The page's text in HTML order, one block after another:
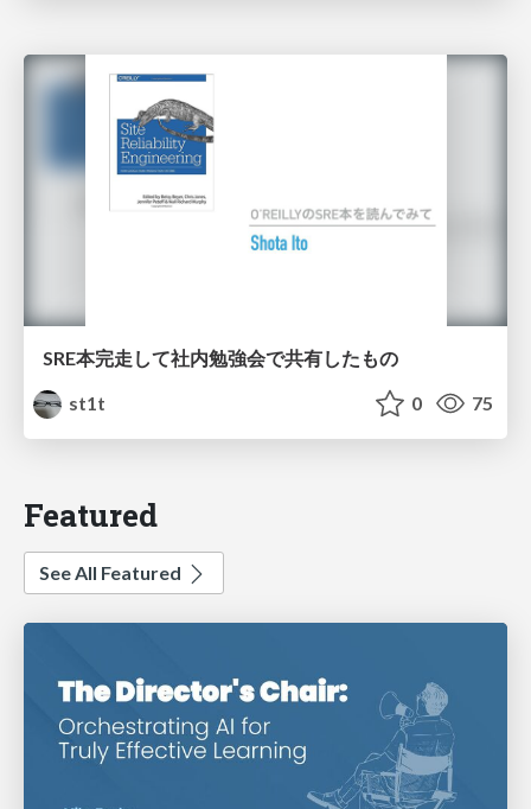
SRE本完走して社内勉強会で共有したもの
st1t
0 75
Featured
See All Featured